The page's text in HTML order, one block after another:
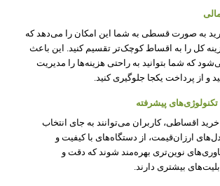
به صورت قسطی به شما این امکان را می‌دهد که
کل را به اقساط کوچک‌تر تقسیم کنید. این باعث
که شما بتوانید به راحتی هزینه‌ها را مدیریت
و از پرداخت یکجا جلوگیری کنید.
پیشرفته
خرید اقساطی، کاربران می‌توانند به جای انتخاب
ارزان‌قیمت، از دستگاه‌های با کیفیت و
نوین‌تری بهره‌مند شوند که دقت و
بیشتری دارند.